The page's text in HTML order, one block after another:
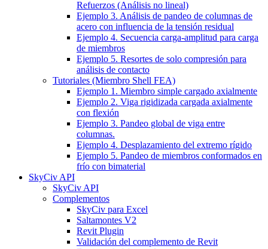
Refuerzos (Análisis no lineal)
Ejemplo 3. Análisis de pandeo de columnas de
acero con influencia de la tensión residual
Ejemplo 4. Secuencia carga-amplitud para carga
de miembros
Ejemplo 5. Resortes de solo compresión para
análisis de contacto
Tutoriales (Miembro Shell FEA)
Ejemplo 1. Miembro simple cargado axialmente
Ejemplo 2. Viga rigidizada cargada axialmente
con flexión
Ejemplo 3. Pandeo global de viga entre
columnas.
Ejemplo 4. Desplazamiento del extremo rígido
Ejemplo 5. Pandeo de miembros conformados en
frío con bimaterial
SkyCiv API
SkyCiv API
Complementos
SkyCiv para Excel
Saltamontes V2
Revit Plugin
Validación del complemento de Revit